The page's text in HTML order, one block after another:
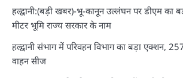
हल्द्वानी:(बड़ी खबर)-भू-कानून उल्लंघन पर डीएम का
मीटर भूमि राज्य सरकार के नाम
हल्द्वानी संभाग में परिवहन विभाग का बड़ा एक्शन,
वाहन सीज